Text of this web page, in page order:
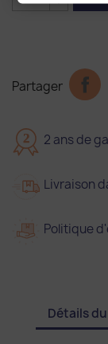
Partager
2 2 ans de
Livraison
Politique
Détails